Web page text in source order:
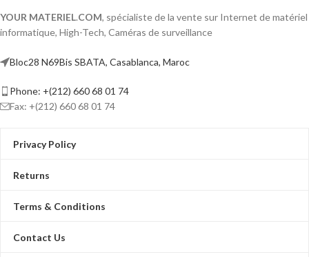
YOUR MATERIEL.COM, spécialiste de la vente sur Internet de matériel
informatique, High-Tech, Caméras de surveillance
Bloc28 N69Bis SBATA, Casablanca, Maroc
Phone: +(212) 660 68 01 74
Fax: +(212) 660 68 01 74
Privacy Policy
Returns
Terms & Conditions
Contact Us